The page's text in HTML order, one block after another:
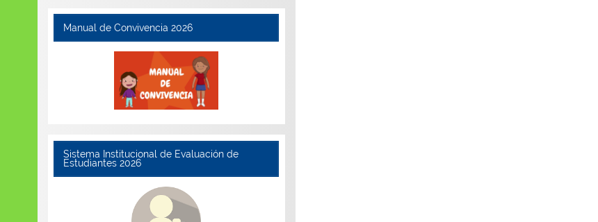
Manual de Convivencia 2026
Sistema Institucional de Evaluación de
Estudiantes 2026